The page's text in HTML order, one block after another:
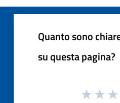
Quanto sono
su questa pagina?